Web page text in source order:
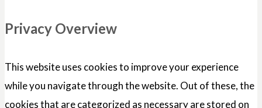
Privacy Overview
This website uses cookies to improve your experience
while you navigate through the website. Out of these, the
cookies that are categorized as necessary are stored on